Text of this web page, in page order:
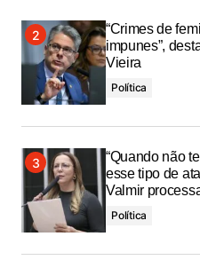
“Crimes de
impunes”,
Vieira
Política
“Quando não
esse tipo de
Valmir
Política